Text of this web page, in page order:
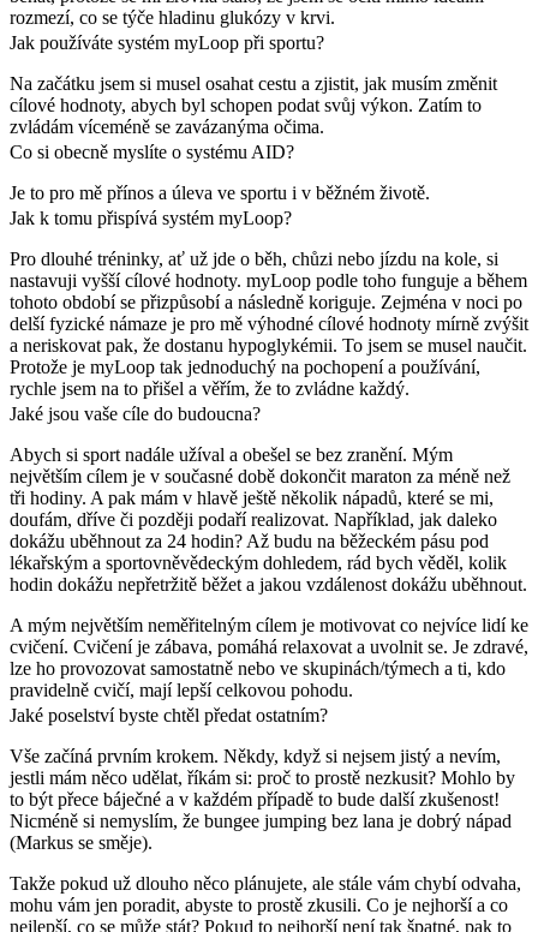
rozmezí, co se týče hladinu glukózy v krvi.
Jak používáte systém myLoop při sportu?
Na začátku jsem si musel osahat cestu a zjistit, jak musím změnit
cílové hodnoty, abych byl schopen podat svůj výkon. Zatím to
zvládám víceméně se zavázanýma očima.
Co si obecně myslíte o systému AID?
Je to pro mě přínos a úleva ve sportu i v běžném životě.
Jak k tomu přispívá systém myLoop?
Pro dlouhé tréninky, ať už jde o běh, chůzi nebo jízdu na kole, si
nastavuji vyšší cílové hodnoty. myLoop podle toho funguje a během
tohoto období se přizpůsobí a následně koriguje. Zejména v noci po
delší fyzické námaze je pro mě výhodné cílové hodnoty mírně zvýšit
a neriskovat pak, že dostanu hypoglykémii. To jsem se musel naučit.
Protože je myLoop tak jednoduchý na pochopení a používání,
rychle jsem na to přišel a věřím, že to zvládne každý.
Jaké jsou vaše cíle do budoucna?
Abych si sport nadále užíval a obešel se bez zranění. Mým
největším cílem je v současné době dokončit maraton za méně než
tři hodiny. A pak mám v hlavě ještě několik nápadů, které se mi,
doufám, dříve či později podaří realizovat. Například, jak daleko
dokážu uběhnout za 24 hodin? Až budu na běžeckém pásu pod
lékařským a sportovněvědeckým dohledem, rád bych věděl, kolik
hodin dokážu nepřetržitě běžet a jakou vzdálenost dokážu uběhnout.
A mým největším neměřitelným cílem je motivovat co nejvíce lidí ke
cvičení. Cvičení je zábava, pomáhá relaxovat a uvolnit se. Je zdravé,
lze ho provozovat samostatně nebo ve skupinách/týmech a ti, kdo
pravidelně cvičí, mají lepší celkovou pohodu.
Jaké poselství byste chtěl předat ostatním?
Vše začíná prvním krokem. Někdy, když si nejsem jistý a nevím,
jestli mám něco udělat, říkám si: proč to prostě nezkusit? Mohlo by
to být přece báječné a v každém případě to bude další zkušenost!
Nicméně si nemyslím, že bungee jumping bez lana je dobrý nápad
(Markus se směje).
Takže pokud už dlouho něco plánujete, ale stále vám chybí odvaha,
mohu vám jen poradit, abyste to prostě zkusili. Co je nejhorší a co
nejlepší, co se může stát? Pokud to nejhorší není tak špatné, pak to